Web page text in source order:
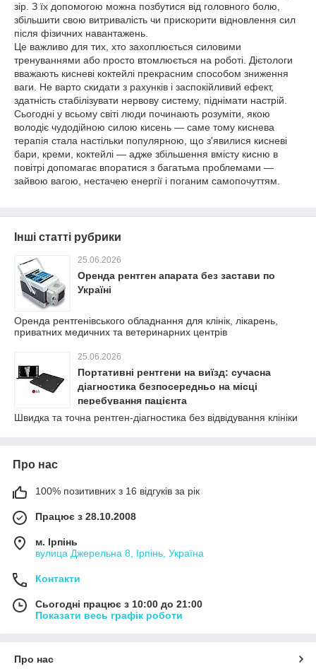
зір. З їх допомогою можна позбутися від головного болю,
збільшити свою витривалість чи прискорити відновлення сил
після фізичних навантажень.
Це важливо для тих, хто захоплюється силовими
тренуваннями або просто втомлюється на роботі. Дієтологи
вважають кисневі коктейлі прекрасним способом зниження
ваги. Не варто скидати з рахунків і заспокійливий ефект,
здатність стабілізувати нервову систему, піднімати настрій.
Сьогодні у всьому світі люди починають розуміти, якою
володіє чудодійною силою кисень — саме тому киснева
терапія стала настільки популярною, що з'явилися кисневі
бари, креми, коктейлі — адже збільшення вмісту кисню в
повітрі допомагає впоратися з багатьма проблемами —
зайвою вагою, нестачею енергії і поганим самопочуттям.
Інші статті рубрики
25.06.2026
Оренда рентген апарата без застави по
Україні
Оренда рентгенівського обладнання для клінік, лікарень,
приватних медичних та ветеринарних центрів
25.06.2026
Портативні рентгени на виїзд: сучасна
діагностика безпосередньо на місці
перебування пацієнта
Швидка та точна рентген-діагностика без відвідування клініки
Про нас
100% позитивних з 16 відгуків за рік
Працює з 28.10.2008
м. Ірпінь
вулица Джерельна 8, Ірпінь, Україна
Контакти
Сьогодні працює з 10:00 до 21:00
Показати весь графік роботи
Про нас